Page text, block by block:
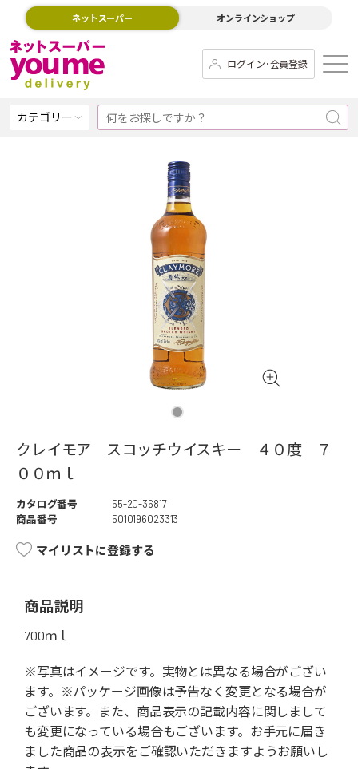
ネットスーパー オンラインショップ
ログイン･会員登録
カテゴリー
クレイモア スコッチウイスキー ４０度 ７
００ｍｌ
カタログ番号
55-20-36817
商品番号
5010196023313
マイリストに登録する
商品説明
700ｍｌ
※写真はイメージです。実物とは異なる場合がござい
ます。※パッケージ画像は予告なく変更となる場合が
ございます。また、商品表示の記載内容に関しまして
も変更になっている場合もございます。お手元に届き
ました商品の表示をご確認いただきますようお願いし